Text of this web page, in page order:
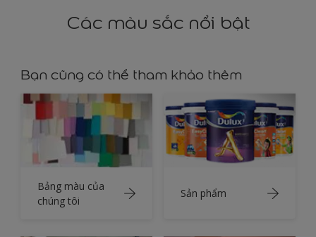
Các màu sắc nổi bật
Bạn cũng có thể tham khảo thêm
Bảng màu của
chúng tôi
Sản phẩm